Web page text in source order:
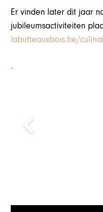
Er vinden later dit jaar
jubileumsactiviteiten
labutteauxbois.be/